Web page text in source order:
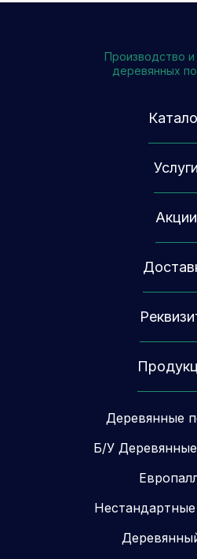
Производство
деревянных
Услуги
Акции
Деревянные
Б/У